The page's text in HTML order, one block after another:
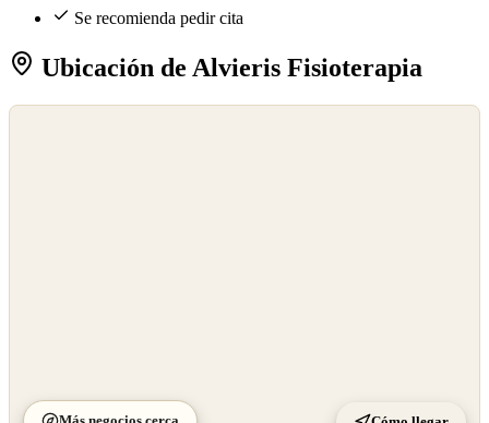
Se recomienda pedir cita
Ubicación de Alvieris Fisioterapia